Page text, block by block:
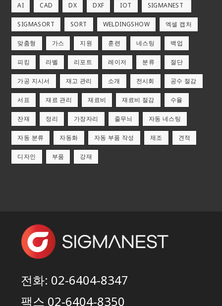
AI CAD DX DXF IOT SIGMANEST
SIGMASORT SORT WELDINGSHOW 엑셀 캡처
맞춤형 가스 지원 훈련 네스팅 백업
피킹 라벨 리포트 레이저 분류 절단
가공 지시서 재고 관리 소개 전시회 공수 절감
서표 재료 관리 재료비 재료비 절감 수율
잔재 정리 가장자리 줄무늬 자동 네스팅
자동 분류 자동화 자동 부품 작성 제조 견적
디자인 부품 강재
전화: 02-6404-8347
팩스 02-6404-8350